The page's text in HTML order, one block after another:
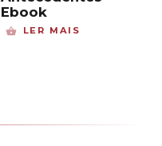
Ebook
LER MAIS